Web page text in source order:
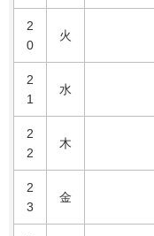
2
0
火
2
1
水
2
2
木
2
3
金